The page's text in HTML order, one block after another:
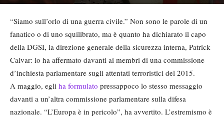
“Siamo sull’orlo di una guerra civile.” Non sono le parole di un
fanatico o di uno squilibrato, ma è quanto ha dichiarato il capo
della DGSI, la direzione generale della sicurezza interna, Patrick
Calvar: lo ha affermato davanti ai membri di una commissione
d’inchiesta parlamentare sugli attentati terroristici del 2015.
A maggio, egli ha formulato pressappoco lo stesso messaggio
davanti a un’altra commissione parlamentare sulla difesa
nazionale. “L’Europa è in pericolo”, ha avvertito. L’estremismo è